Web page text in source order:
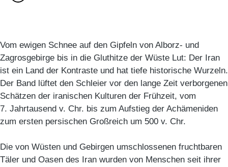
Vom ewigen Schnee auf den Gipfeln von Alborz- und
Zagrosgebirge bis in die Gluthitze der Wüste Lut: Der Iran
ist ein Land der Kontraste und hat tiefe historische Wurzeln.
Der Band lüftet den Schleier vor den lange Zeit verborgenen
Schätzen der iranischen Kulturen der Frühzeit, vom
7. Jahrtausend v. Chr. bis zum Aufstieg der Achämeniden
zum ersten persischen Großreich um 500 v. Chr.
Die von Wüsten und Gebirgen umschlossenen fruchtbaren
Täler und Oasen des Iran wurden von Menschen seit ihrer